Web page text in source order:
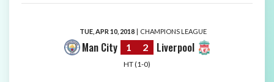
TUE, APR 10, 2018 | CHAMPIONS LEAGUE
Man City 1 2 Liverpool
HT (1-0)